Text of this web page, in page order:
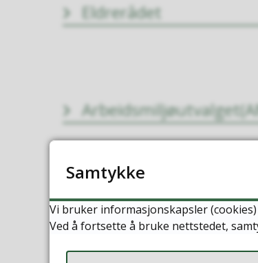
Eldrerådet
Samtykke
Vi bruker informasjonskapsler
Ved å fortsette å bruke nettstedet,